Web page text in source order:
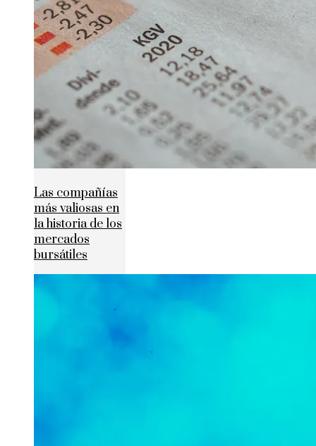
Las compañías
más valiosas en
la historia de los
mercados
bursátiles